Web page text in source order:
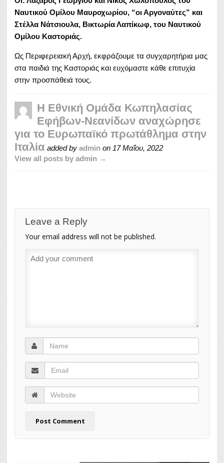
Ναυτικού Ομίλου Μαυροχωρίου, “οι Αργοναύτες” και
Στέλλα Νάτσιουλα, Βικτωρία Λαπίκωφ, του Ναυτικού
Ομίλου Καστοριάς.
Ως Περιφερειακή Αρχή, εκφράζουμε τα συγχαρητήρια μας
στα παιδιά της Καστοριάς και ευχόμαστε κάθε επιτυχία
στην προσπάθειά τους.
Η Εθνική Ομάδα Κωπηλασίας
Εφήβων-Νεανίδων αναχώρησε
για το Ευρωπαϊκό πρωτάθλημα στην
Ιταλία added by admin on 17 Μαΐου, 2022
View all posts by admin →
Leave a Reply
Your email address will not be published.